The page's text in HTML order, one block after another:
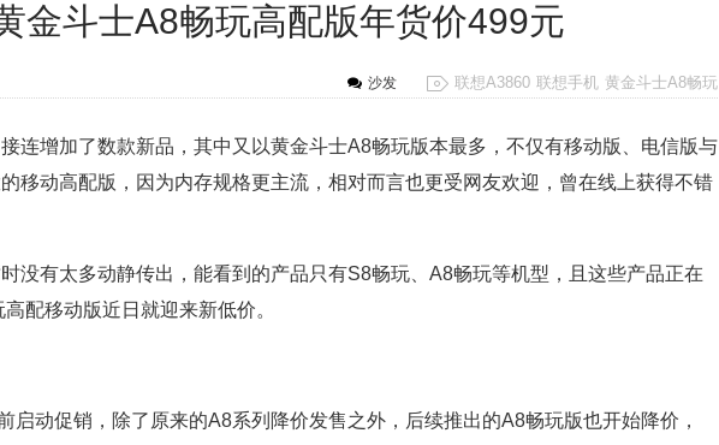
金斗士A8畅玩高配版年货价499元
联想A3860 联想手机 黄金斗士A8畅玩
沙发
连增加了数款新品，其中又以黄金斗士A8畅玩版本最多，不仅有移动版、电信版与
移动高配版，因为内存规格更主流，相对而言也更受网友欢迎，曾在线上获得不错
没有太多动静传出，能看到的产品只有S8畅玩、A8畅玩等机型，且这些产品正在
配移动版近日就迎来新低价。
启动促销，除了原来的A8系列降价发售之外，后续推出的A8畅玩版也开始降价，